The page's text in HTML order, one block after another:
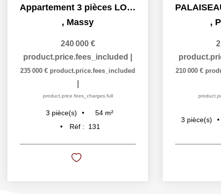
Appartement 3 pièces LOUE
, Massy
240 000 €
product.price.fees_included
235 000 € product.price.fees_included
product.price.fees_charges.full
3 pièce(s) 54 m²
Réf :
131
,
210 000 €
3 pièce(s)